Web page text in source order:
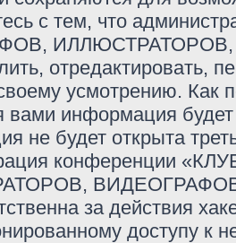
с тем, что
отредактировать,
усмотрению. Как
вами информация
не будет открыта
конференции
ВИДЕОГРАФОВ
за действия
доступу к